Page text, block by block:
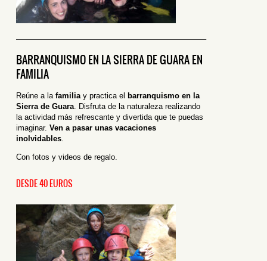
————————————————————————–
BARRANQUISMO EN LA SIERRA DE GUARA EN
FAMILIA
Reúne a la familiay practica el barranquismo en la
Sierra de Guara. Disfruta de la naturaleza realizando
la actividad más refrescante y divertida que te puedas
imaginar. Ven a pasar unas vacaciones
inolvidables.
Con fotos y videos de regalo.
DESDE 40 EUROS